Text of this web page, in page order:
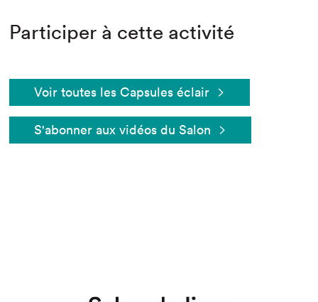
Que cherchez-vous?
Participer à cette activité
Voir toutes les Capsules éclair
S'abonner aux vidéos du Salon